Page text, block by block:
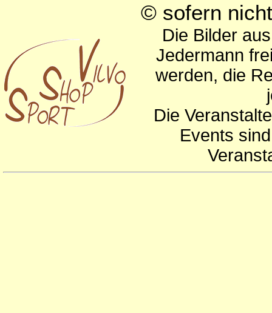
© sofern
Die Bilder
Jedermann
werden, die
Die
Events